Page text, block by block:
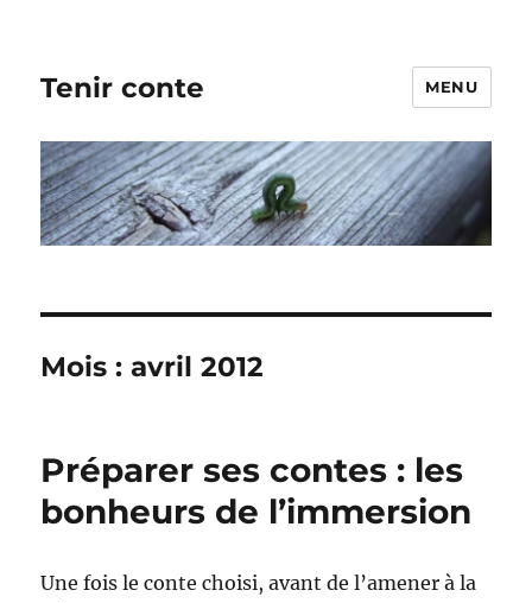
Tenir conte MENU
Mois :avril 2012
Préparer ses contes : les
bonheurs de l’immersion
Une fois le conte choisi, avant de l’amener à la